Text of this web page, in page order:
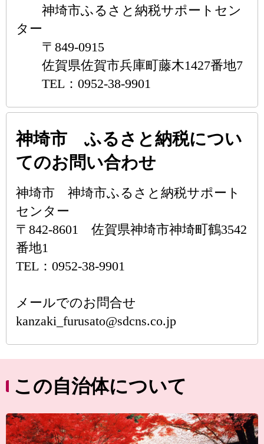
神埼市ふるさと納税サポートセン
ター
〒849-0915
佐賀県佐賀市兵庫町藤木1427番地7
TEL：0952-38-9901
神埼市 ふるさと納税につい
てのお問い合わせ
神埼市 神埼市ふるさと納税サポート
センター
〒842-8601 佐賀県神埼市神埼町鶴3542
番地1
TEL：0952-38-9901
メールでのお問合せ
kanzaki_furusato@sdcns.co.jp
この自治体について